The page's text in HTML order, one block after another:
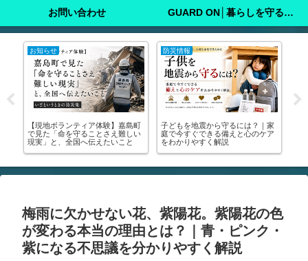
お問い合わせ GUARD ON│暮らしを守る防犯ガイド
地ボランティア体験】嘉島町
た「命を守ることさえ難しい
」と、全国へ伝えたいこと
防災情報
子どもを地震から守るには？｜家
庭で今すぐできる備えと心のケア
をわかりやすく解説
注意喚起
🚨【緊急】罹
りに行って！│
解説します🚨
梅雨に欠かせない花、紫陽花。紫陽花の色
が変わる本当の理由とは？｜青・ピンク・
紫になる不思議を分かりやすく解説